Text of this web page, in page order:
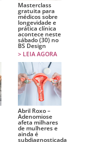
Masterclass
gratuita para
médicos sobre
longevidade e
prática clínica
acontece neste
sábado (30) no
BS Design
> LEIA AGORA
Abril Roxo –
Adenomiose
afeta milhares
de mulheres e
ainda é
subdiagnosticada